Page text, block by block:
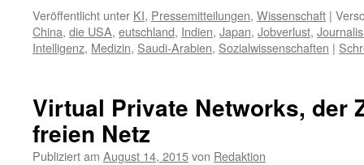
Veröffentlicht unter KI, Pressemitteilungen, Wissenschaft |
China, die USA, eutschland, Indien, Japan, Jobverlust,
Intelligenz, Medizin, Saudi-Arabien, Sozialwissenschaften |
Virtual Private Networks, der
freien Netz
Publiziert am August 14, 2015von Redaktion